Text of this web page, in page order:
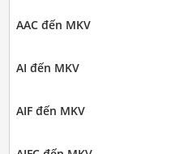
AAC đến MKV
AI đến MKV
AIF đến MKV